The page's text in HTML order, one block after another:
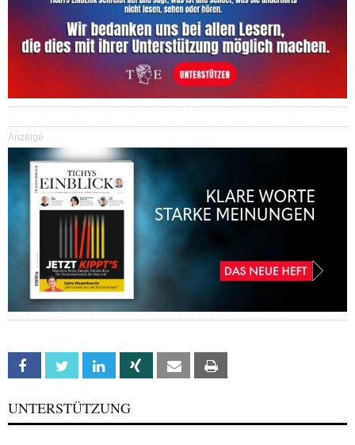
Anzeige
Facebook Twitter Linkedin Xing Email
UNTERSTÜTZUNG